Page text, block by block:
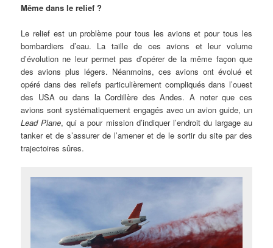
Même dans le relief ?
Le relief est un problème pour tous les avions et pour tous les
bombardiers d’eau. La taille de ces avions et leur volume
d’évolution ne leur permet pas d’opérer de la même façon que
des avions plus légers. Néanmoins, ces avions ont évolué et
opéré dans des reliefs particulièrement compliqués dans l’ouest
des USA ou dans la Cordillère des Andes. A noter que ces
avions sont systématiquement engagés avec un avion guide, un
Lead Plane, qui a pour mission d’indiquer l’endroit du largage au
tanker et de s’assurer de l’amener et de le sortir du site par des
trajectoires sûres.